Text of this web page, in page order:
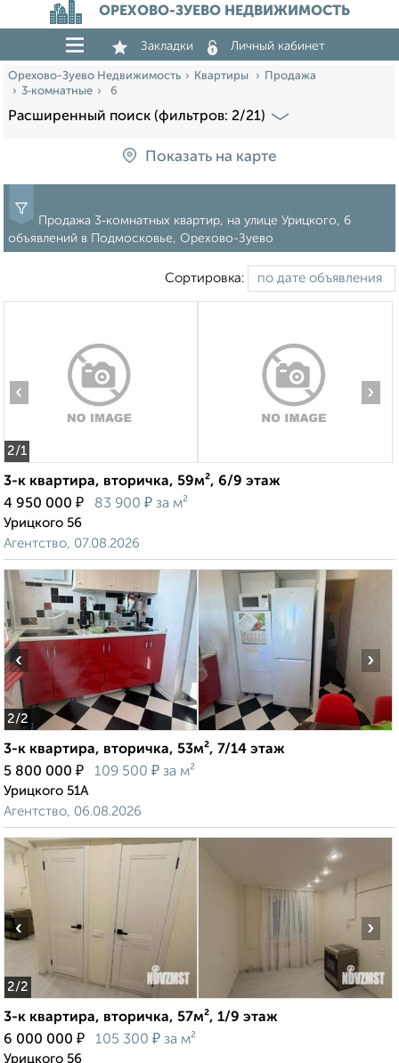
ОРЕХОВО-ЗУЕВО НЕДВИЖИМОСТЬ
Закладки Личный кабинет
Орехово-Зуево Недвижимость Квартиры
Продажа
3‑комнатные
6
Расширенный поиск (фильтров: 2/21)
Показать на карте
Продажа 3‑комнатных квартир, на улице Урицкого, 6
объявлений в Подмосковье, Орехово-Зуево
Сортировка:
2/1
‹ ›
3-к квартира, вторичка, 59м², 6/9 этаж
4 950 000 ₽ 83 900 ₽ за м²
Урицкого 56
Агентство, 07.08.2026
2/2
‹ ›
3-к квартира, вторичка, 53м², 7/14 этаж
5 800 000 ₽ 109 500 ₽ за м²
Урицкого 51А
Агентство, 06.08.2026
2/2
‹ ›
3-к квартира, вторичка, 57м², 1/9 этаж
6 000 000 ₽ 105 300 ₽ за м²
Урицкого 56